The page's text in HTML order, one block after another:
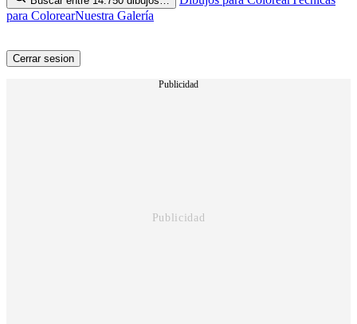
para ColorearNuestra Galería
Cerrar sesion
Publicidad